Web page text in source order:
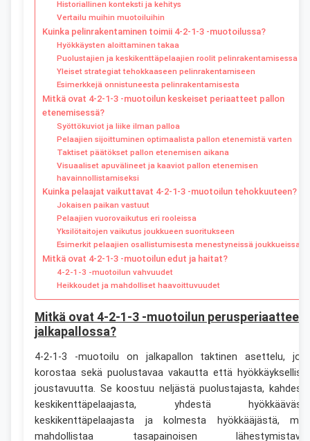
Historiallinen konteksti ja kehitys
Vertailu muihin muotoiluihin
Kuinka pelinrakentaminen toimii 4-2-1-3 -muotoilussa?
Hyökkäysten aloittaminen takaa
Puolustajien ja keskikenttäpelaajien roolit pelinrakentamisessa
Yleiset strategiat tehokkaaseen pelinrakentamiseen
Esimerkkejä onnistuneesta pelinrakentamisesta
Mitkä ovat 4-2-1-3 -muotoilun keskeiset periaatteet pallon
etenemisessä?
Syöttökuviot ja liike ilman palloa
Pelaajien sijoittuminen optimaalista pallon etenemistä varten
Taktiset päätökset pallon etenemisen aikana
Visuaaliset apuvälineet ja kaaviot pallon etenemisen
havainnollistamiseksi
Kuinka pelaajat vaikuttavat 4-2-1-3 -muotoilun tehokkuuteen?
Jokaisen paikan vastuut
Pelaajien vuorovaikutus eri rooleissa
Yksilötaitojen vaikutus joukkueen suoritukseen
Esimerkit pelaajien osallistumisesta menestyneissä joukkueissa
Mitkä ovat 4-2-1-3 -muotoilun edut ja haitat?
4-2-1-3 -muotoilun vahvuudet
Heikkoudet ja mahdolliset haavoittuvuudet
Mitkä ovat 4-2-1-3 -muotoilun perusperiaatteet
jalkapallossa?
4-2-1-3 -muotoilu on jalkapallon taktinen asettelu,
korostaa sekä puolustavaa vakautta että
joustavuutta. Se koostuu neljästä puolustajasta,
keskikenttäpelaajasta, yhdestä
keskikenttäpelaajasta ja kolmesta hyökkääjästä,
mahdollistaa tasapainoisen